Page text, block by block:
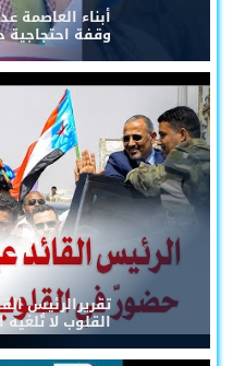
أبناء العاصمة
وقفة احتجاجية
تقريرالرئيس
القلوب لا تُلغيه